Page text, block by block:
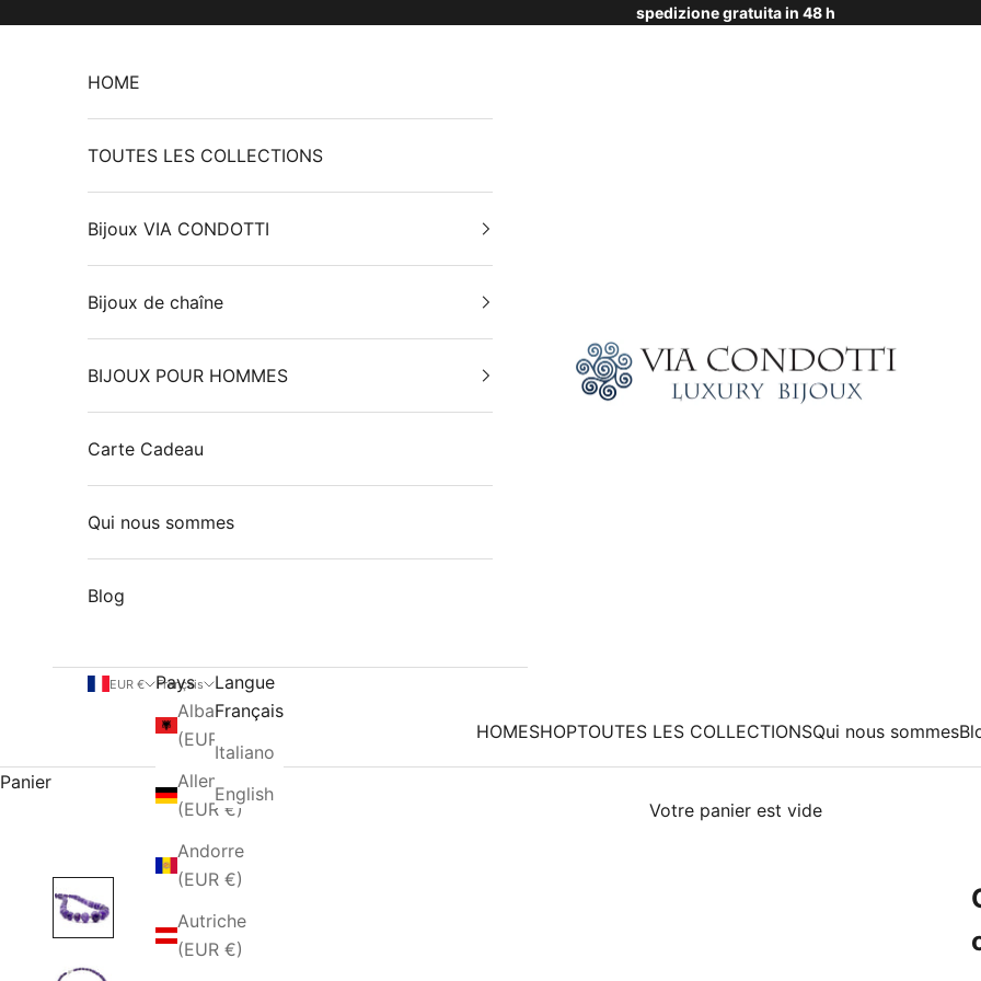
spedizione gratuita in 48 h
Via Condotti Store
HOMESHOPTOUTES LES COLLECTIONSQui nous sommes
HOME
TOUTES LES COLLECTIONS
Bijoux VIA CONDOTTI
Bijoux de chaîne
BIJOUX POUR HOMMES
Carte Cadeau
Qui nous sommes
Blog
EUR €
Pays
Albanie
Allemagne
(EUR €)
Andorre
(EUR €)
Autriche
(EUR €)
Français
Langue
Français
Italiano
English
Panier
Votre panier est vide